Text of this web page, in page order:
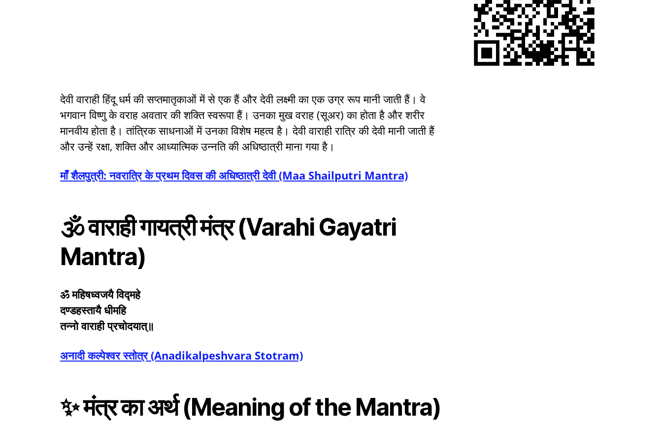
देवी वाराही हिंदू धर्म की सप्तमातृकाओं में से एक हैं और देवी लक्ष्मी का एक उग्र रूप मानी जाती हैं। वे
भगवान विष्णु के वराह अवतार की शक्ति स्वरूपा हैं। उनका मुख वराह (सूअर) का होता है और शरीर
मानवीय होता है। तांत्रिक साधनाओं में उनका विशेष महत्व है। देवी वाराही रात्रि की देवी मानी जाती हैं
और उन्हें रक्षा, शक्ति और आध्यात्मिक उन्नति की अधिष्ठात्री माना गया है।
माँ शैलपुत्री: नवरात्रि के प्रथम दिवस की अधिष्ठात्री देवी (Maa Shailputri Mantra)
🕉️ वाराही गायत्री मंत्र (Varahi Gayatri
Mantra)
ॐ महिषध्वजयै विद्महे
दण्डहस्तायै धीमहि
तन्नो वाराही प्रचोदयात्॥
अनादी कल्पेश्वर स्तोत्र (Anadikalpeshvara Stotram)
✨ मंत्र का अर्थ (Meaning of the Mantra)